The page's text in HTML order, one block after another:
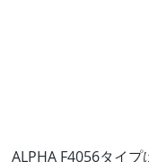
ALPHA F4056タイ